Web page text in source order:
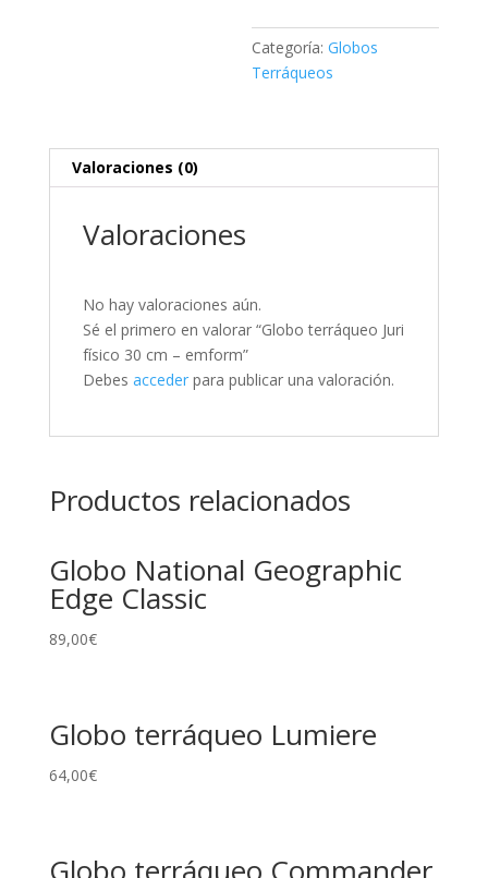
cantidad
Categoría:Globos
Terráqueos
Valoraciones (0)
Valoraciones
No hay valoraciones aún.
Sé el primero en valorar “Globo terráqueo Juri
físico 30 cm – emform”
Debes accederpara publicar una valoración.
Productos relacionados
Globo National Geographic
Edge Classic
89,00€
Globo terráqueo Lumiere
64,00€